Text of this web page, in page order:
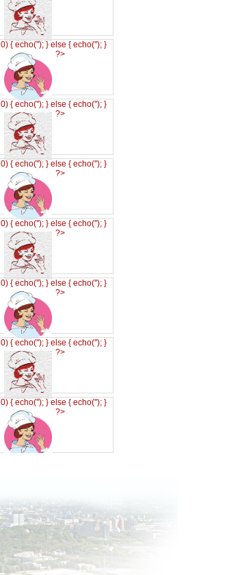
0) { echo(''); } else { echo(''); }
?>
0) { echo(''); } else { echo(''); }
?>
0) { echo(''); } else { echo(''); }
?>
0) { echo(''); } else { echo(''); }
?>
0) { echo(''); } else { echo(''); }
?>
0) { echo(''); } else { echo(''); }
?>
0) { echo(''); } else { echo(''); }
?>